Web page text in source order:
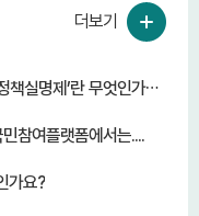
책실명제’란 무엇인가
참여플랫폼에서는....
가요?
더보기